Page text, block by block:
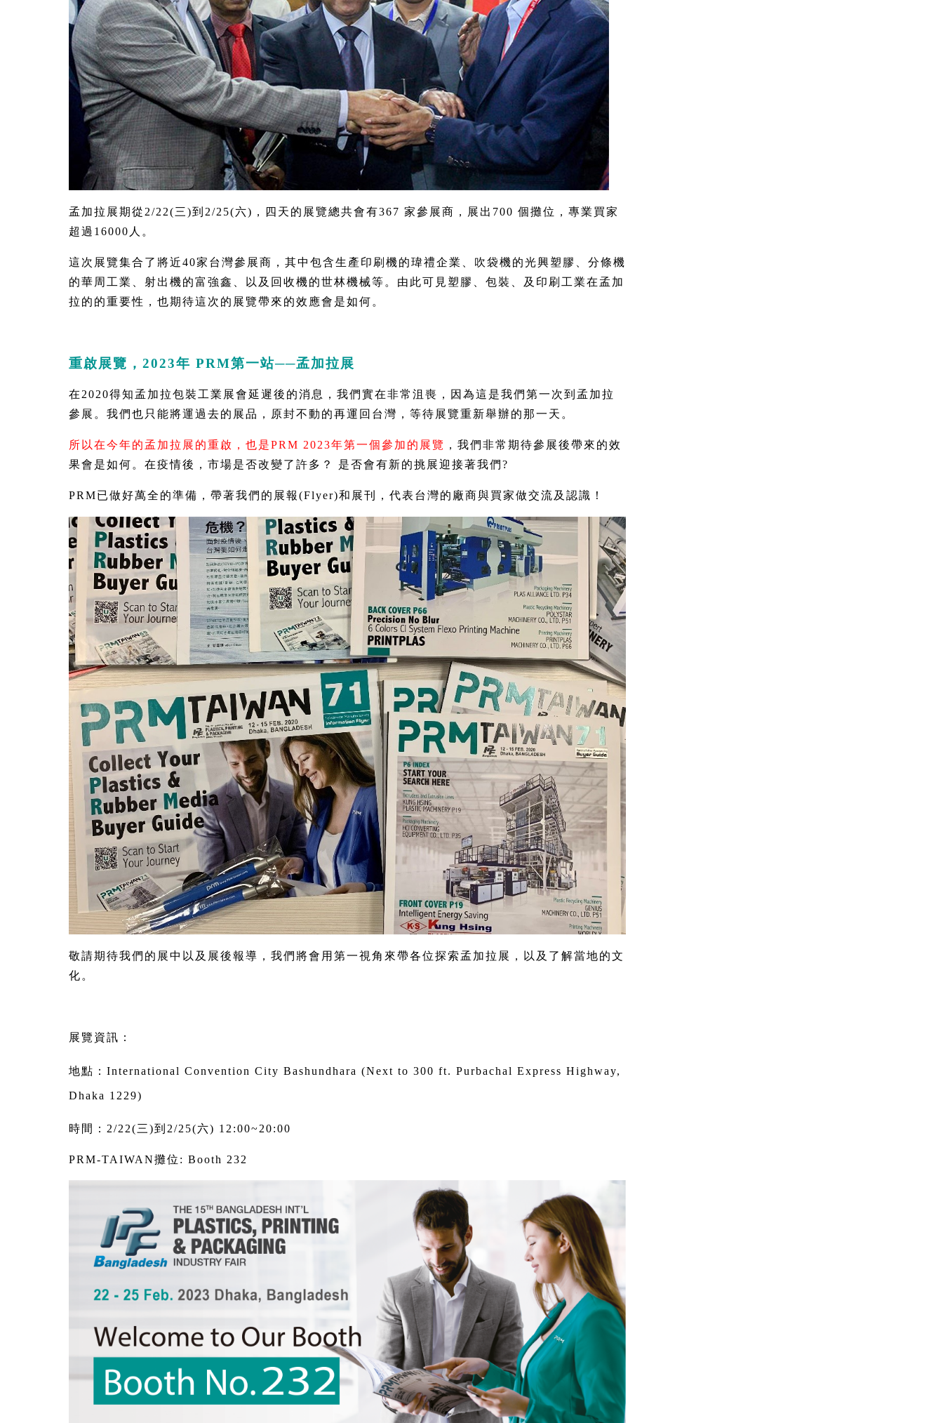
孟加拉展期從2/22(三)到2/25(六)，四天的展覽總共會有367 家參展商，展出700 個攤位，專業買家
超過16000人。
這次展覽集合了將近40家台灣參展商，其中包含生產印刷機的瑋禮企業、吹袋機的光興塑膠、分條機
的華周工業、射出機的富強鑫、以及回收機的世林機械等。由此可見塑膠、包裝、及印刷工業在孟加
拉的的重要性，也期待這次的展覽帶來的效應會是如何。
重啟展覽，2023年 PRM第一站­­─­­─孟加拉展
在2020得知孟加拉包裝工業展會延遲後的消息，我們實在非常沮喪，因為這是我們第一次到孟加拉
參展。我們也只能將運過去的展品，原封不動的再運回台灣，等待展覽重新舉辦的那一天。
所以在今年的孟加拉展的重啟，也是PRM 2023年第一個參加的展覽 ，我們非常期待參展後帶來的效
果會是如何。在疫情後，市場是否改變了許多？ 是否會有新的挑展迎接著我們?
PRM已做好萬全的準備，帶著我們的展報(Flyer)和展刊，代表台灣的廠商與買家做交流及認識！
敬請期待我們的展中以及展後報導，我們將會用第一視角來帶各位探索孟加拉展，以及了解當地的文
化。
展覽資訊：
地點：International Convention City Bashundhara (Next to 300 ft. Purbachal Express Highway,
Dhaka 1229)
時間：2/22(三)到2/25(六) 12:00~20:00
PRM-TAIWAN攤位: Booth 232